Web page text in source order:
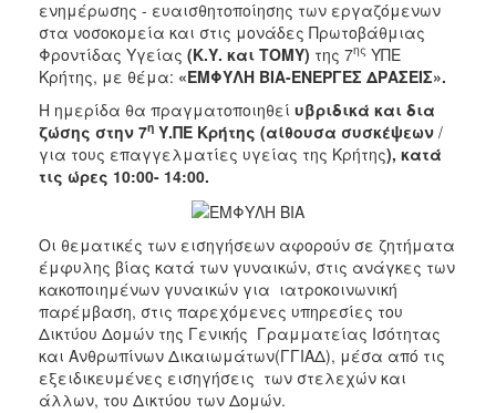
2012
2011
ΔΗΜΟΣ
ΑΝΘΕΚΤΙΚΗ
ΠΟΛΗ
ενημέρωσης - ευαισθητοποίησης των εργαζόμενων
στα νοσοκομεία και στις μονάδες Πρωτοβάθμιας
Φροντίδας Υγείας (Κ.Υ. και ΤΟΜΥ) της 7ης ΥΠΕ
Κρήτης, με θέμα: «ΕΜΦΥΛΗ ΒΙΑ-ΕΝΕΡΓΕΣ ΔΡΑΣΕΙΣ».
Η ημερίδα θα πραγματοποιηθεί υβριδικά και δια
ζώσης στην 7η Υ.ΠΕ Κρήτης (αίθουσα συσκέψεων /
για τους επαγγελματίες υγείας της Κρήτης), κατά
τις ώρες 10:00- 14:00.
Οι θεματικές των εισηγήσεων αφορούν σε ζητήματα
έμφυλης βίας κατά των γυναικών, στις ανάγκες των
κακοποιημένων γυναικών για ιατροκοινωνική
παρέμβαση, στις παρεχόμενες υπηρεσίες του
Δικτύου Δομών της Γενικής Γραμματείας Ισότητας
και Ανθρωπίνων Δικαιωμάτων(ΓΓΙΑΔ), μέσα από τις
εξειδικευμένες εισηγήσεις των στελεχών και
άλλων, του Δικτύου των Δομών.